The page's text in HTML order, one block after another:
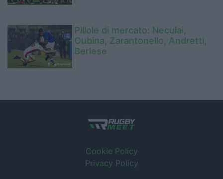
Pillole di mercato: Neculai,
Oubina, Zarantonello, Andretti,
Berlese
Cookie Policy
Privacy Policy